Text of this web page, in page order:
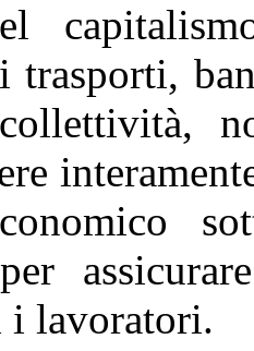
trasporti,
i lavoratori.